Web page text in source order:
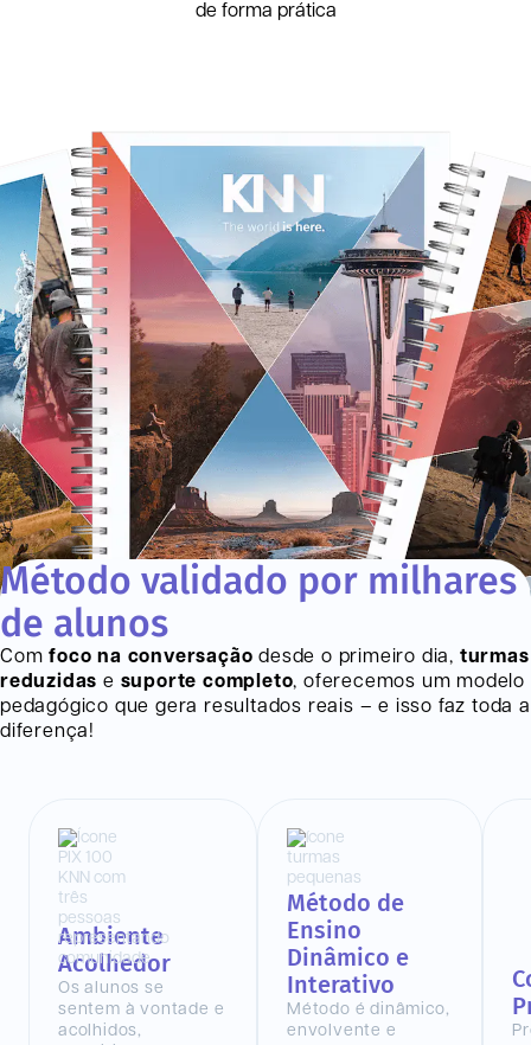
de forma prática
Método validado por milhares
de alunos
Comfoco na conversação desde o primeiro dia, turmas
reduzidas e suporte completo, oferecemos um modelo
pedagógico que gera resultados reais – e isso faz toda a
diferença!
Ambiente
Acolhedor
Os alunos se
sentem à vontade e
acolhidos,
Método de
Ensino
Dinâmico e
Interativo
Método é dinâmico,
envolvente e